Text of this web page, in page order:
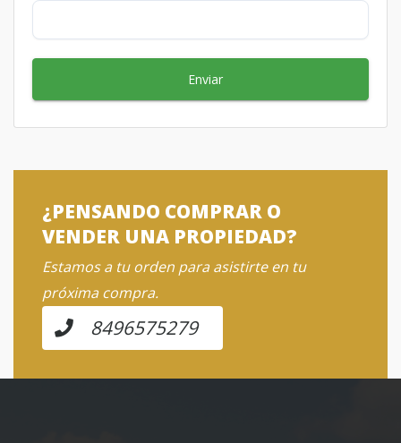
Enviar
¿PENSANDO COMPRAR O
VENDER UNA PROPIEDAD?
Estamos a tu orden para asistirte en tu
próxima compra.
8496575279